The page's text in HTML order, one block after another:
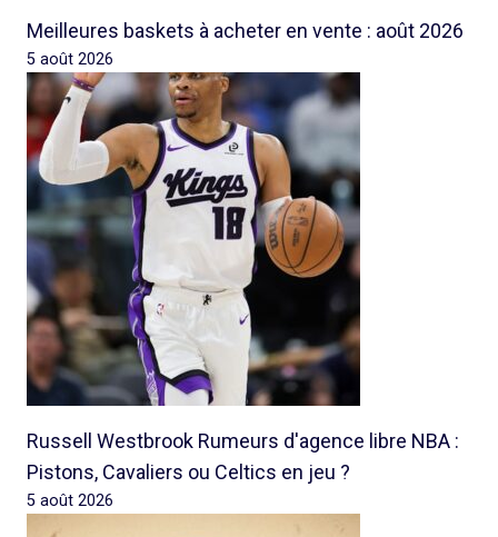
Meilleures baskets à acheter en vente : août 2026
5 août 2026
Russell Westbrook Rumeurs d'agence libre NBA :
Pistons, Cavaliers ou Celtics en jeu ?
5 août 2026